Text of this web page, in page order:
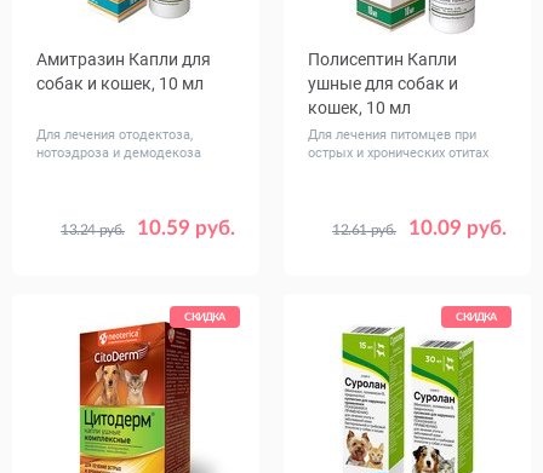
Амитразин Капли для
собак и кошек, 10 мл
Для лечения отодектоза,
нотоэдроза и демодекоза
10.59 руб.
13.24 руб.
Полисептин Капли
ушные для собак и
кошек, 10 мл
Для лечения питомцев при
острых и хронических отитах
10.09 руб.
12.61 руб.
СКИДКА СКИДКА